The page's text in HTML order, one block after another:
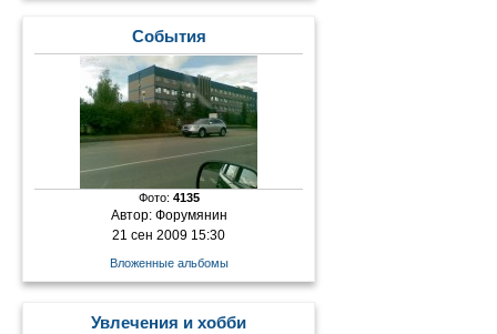
События
Фото: 4135
Автор: Форумянин
21 сен 2009 15:30
Вложенные альбомы
Увлечения и хобби